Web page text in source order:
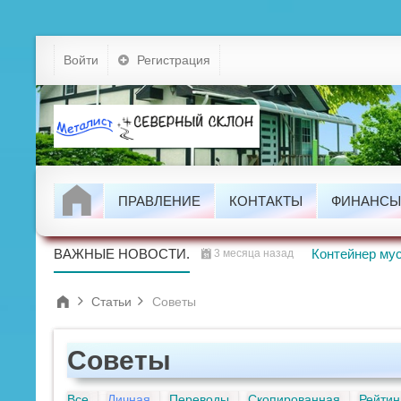
Войти Регистрация
Статьи Садоводов
ПРАВЛЕНИЕ КОНТАКТЫ ФИНАНСЫ
Тарифы
ВАЖНЫЕ НОВОСТИ. 3 месяца назад Контейнер
Статьи Советы
Советы